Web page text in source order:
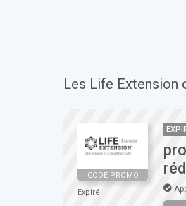
Les Life Extension
CODE PROMO
Expiré